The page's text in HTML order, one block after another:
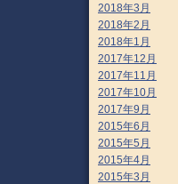
2018年3月
2018年2月
2018年1月
2017年12月
2017年11月
2017年10月
2017年9月
2015年6月
2015年5月
2015年4月
2015年3月